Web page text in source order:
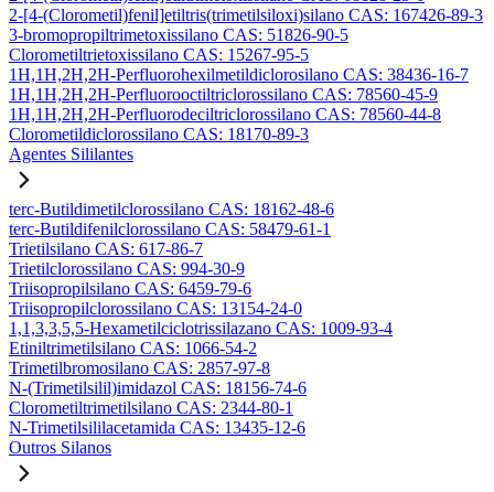
2-[4-(Clorometil)fenil]etiltris(trimetilsiloxi)silano CAS: 167426-89-3
3-bromopropiltrimetoxissilano CAS: 51826-90-5
Clorometiltrietoxissilano CAS: 15267-95-5
1H,1H,2H,2H-Perfluorohexilmetildiclorosilano CAS: 38436-16-7
1H,1H,2H,2H-Perfluorooctiltriclorossilano CAS: 78560-45-9
1H,1H,2H,2H-Perfluorodeciltriclorossilano CAS: 78560-44-8
Clorometildiclorossilano CAS: 18170-89-3
Agentes Sililantes
terc-Butildimetilclorossilano CAS: 18162-48-6
terc-Butildifenilclorossilano CAS: 58479-61-1
Trietilsilano CAS: 617-86-7
Trietilclorossilano CAS: 994-30-9
Triisopropilsilano CAS: 6459-79-6
Triisopropilclorossilano CAS: 13154-24-0
1,1,3,3,5,5-Hexametilciclotrissilazano CAS: 1009-93-4
Etiniltrimetilsilano CAS: 1066-54-2
Trimetilbromosilano CAS: 2857-97-8
N-(Trimetilsilil)imidazol CAS: 18156-74-6
Clorometiltrimetilsilano CAS: 2344-80-1
N-Trimetilsililacetamida CAS: 13435-12-6
Outros Silanos